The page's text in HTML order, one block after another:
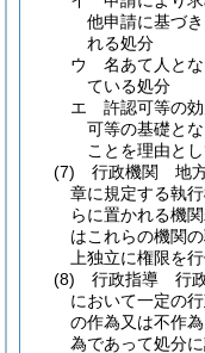
他申請に基づ
れる処分
ウ
名あて人と
ている処分
エ
許認可等の
可等の基礎と
ことを理由と
(7)
行政機関 地
章に規定する執
らに置かれる機
はこれらの機関
上独立に権限を
(8)
行政指導 行政
において一定の
の作為又は不作
為であって処分